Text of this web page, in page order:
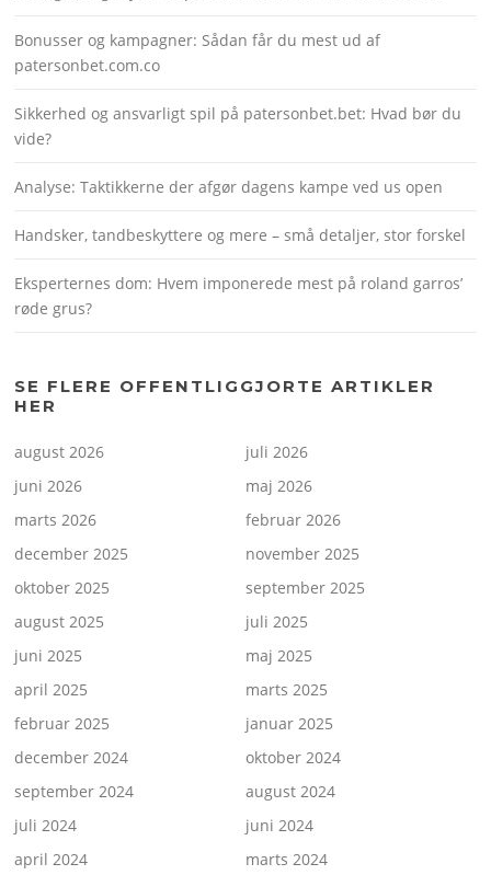
Bonusser og kampagner: Sådan får du mest ud af
patersonbet.com.co
Sikkerhed og ansvarligt spil på patersonbet.bet: Hvad bør du
vide?
Analyse: Taktikkerne der afgør dagens kampe ved us open
Handsker, tandbeskyttere og mere – små detaljer, stor forskel
Eksperternes dom: Hvem imponerede mest på roland garros’
røde grus?
SE FLERE OFFENTLIGGJORTE ARTIKLER
HER
august 2026
juli 2026
juni 2026
maj 2026
marts 2026
februar 2026
december 2025
november 2025
oktober 2025
september 2025
august 2025
juli 2025
juni 2025
maj 2025
april 2025
marts 2025
februar 2025
januar 2025
december 2024
oktober 2024
september 2024
august 2024
juli 2024
juni 2024
april 2024
marts 2024